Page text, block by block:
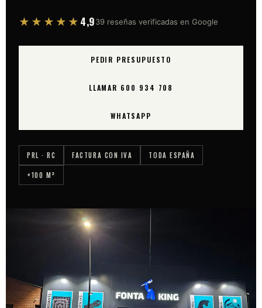
★★★★★ 4,939 reseñas verificadas en Google
PEDIR PRESUPUESTO
LLAMAR 600 934 708
WHATSAPP
PRL · RC FACTURA CON IVA TODA ESPAÑA
+100 M²